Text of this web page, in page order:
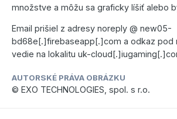
množstve a môžu sa graficky líšiť alebo
Email prišiel z adresy noreply @ new05-
bd68e[.]firebaseapp[.]com a odkaz pod
vedie na lokalitu uk-
AUTORSKÉ PRÁVA OBRÁZKU
© EXO TECHNOLOGIES, spol. s r.o.